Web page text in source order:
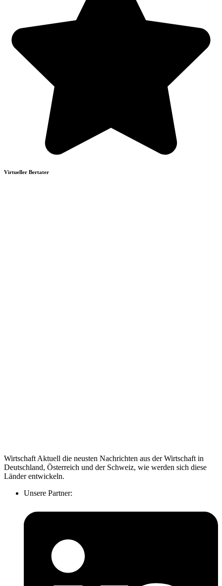
Virtueller Bertater
Wirtschaft Aktuell die neusten Nachrichten aus der Wirtschaft in
Deutschland, Österreich und der Schweiz, wie werden sich diese
Länder entwickeln.
Unsere Partner: